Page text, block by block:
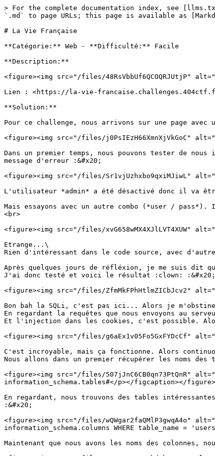
> For the complete documentation index, see
`.md` to page URLs; this page is available as
# La Vie Française
**Catégorie:** Web - **Difficulté:** Facile
**Description:**
<figure><img src="/files/48RsVbbUf6QCOQRJUtjP"
Lien : <https://la-vie-
**Solution:**
Pour ce challenge, nous arrivons sur une page
<figure><img src="/files/j0PsIEzH66XmnXjVkGoC"
Dans un premier temps, nous pouvons tester de
message d'erreur :&#x20;
<figure><img src="/files/Sr1vjUzhxbo9qxiMJiwL"
L'utilisateur *admin* a été désactivé donc il va
Mais essayons avec un autre combo (*user /
<br>
<figure><img src="/files/xvG658wMX4XJlLVT4XUW"
Etrange...\
Rien d'intéressant dans le code source, avec
Après quelques jours de réfléxion, je me suis dit
J'ai donc testé et voici le résultat :clown: :&#x20;
<figure><img src="/files/ZfmMkFPhHtlmZICbJcv2"
Bon bah la SQLi, c'est pas ici... Alors je
En regardant la requêtes que nous envoyons au
Et l'injection dans les cookies, c'est possible.
<figure><img src="/files/g6aEx1v05Fo5GxFYDcCf"
C'est incroyable, mais ça fonctionne. Alors
Nous allons dans un premier récupérer les noms des
<figure><img src="/files/507jJnC6CB0qn73PtQnR"
information_schema.tables#</p></figcaption></figure>
En regardant, nous trouvons des tables
:&#x20;
<figure><img src="/files/wQWgar2faQMlP3gwqA4o"
information_schema.columns WHERE table_name =
Maintenant que nous avons les noms des